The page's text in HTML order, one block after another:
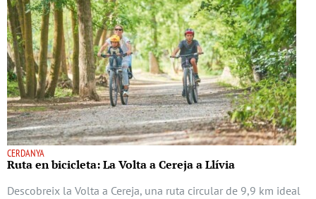
CERDANYA
Ruta en bicicleta: La Volta a Cereja a Llívia
Descobreix la Volta a Cereja, una ruta circular de 9,9 km ideal